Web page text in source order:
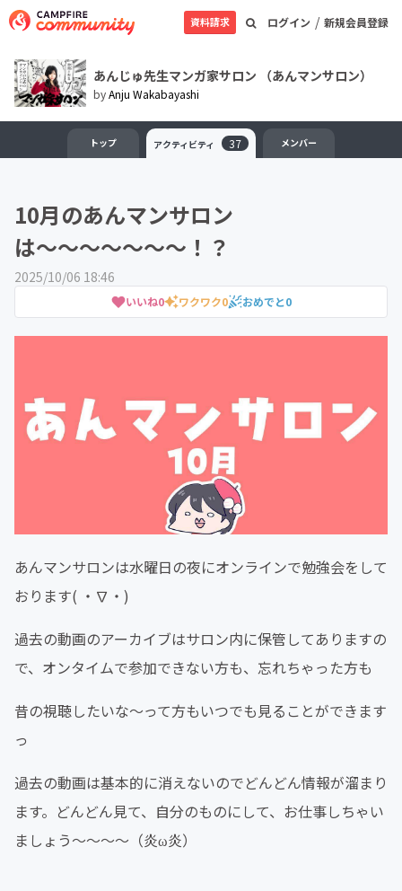
ログイン / 新規会員登録
資料請求
あんじゅ先生マンガ家サロン （あんマンサロン）
byAnju Wakabayashi
トップ アクティビティ 37 メンバー
10月のあんマンサロン
は〜〜〜〜〜〜〜！？
2025/10/06 18:46
いいね0 ワクワク0 おめでと0
あんマンサロンは水曜日の夜にオンラインで勉強会をして
おります( ・∇・)
過去の動画のアーカイブはサロン内に保管してありますの
で、オンタイムで参加できない方も、忘れちゃった方も
昔の視聴したいな〜って方もいつでも見ることができます
っ
過去の動画は基本的に消えないのでどんどん情報が溜まり
ます。どんどん見て、自分のものにして、お仕事しちゃい
ましょう〜〜〜〜（炎ω炎）